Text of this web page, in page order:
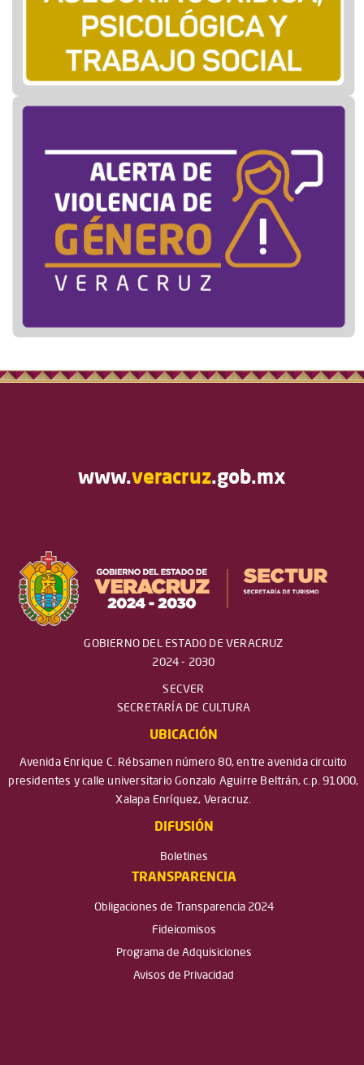
www.veracruz.gob.mx
GOBIERNO DEL ESTADO DE VERACRUZ
2024 - 2030
SECVER
SECRETARÍA DE CULTURA
UBICACIÓN
Avenida Enrique C. Rébsamen número 80, entre avenida circuito
presidentes y calle universitario Gonzalo Aguirre Beltrán, c.p. 91000,
Xalapa Enríquez, Veracruz.
DIFUSIÓN
Boletines
TRANSPARENCIA
Obligaciones de Transparencia 2024
Fideicomisos
Programa de Adquisiciones
Avisos de Privacidad